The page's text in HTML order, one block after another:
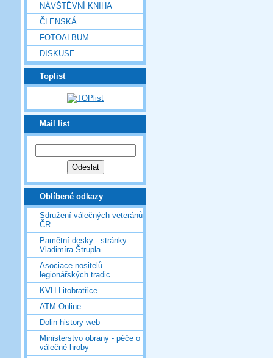
NÁVŠTĚVNÍ KNIHA
ČLENSKÁ
FOTOALBUM
DISKUSE
Toplist
Mail list
Oblíbené odkazy
Sdružení válečných veteránů
ČR
Pamětní desky - stránky
Vladimíra Štrupla
Asociace nositelů
legionářských tradic
KVH Litobratřice
ATM Online
Dolin history web
Ministerstvo obrany - péče o
válečné hroby